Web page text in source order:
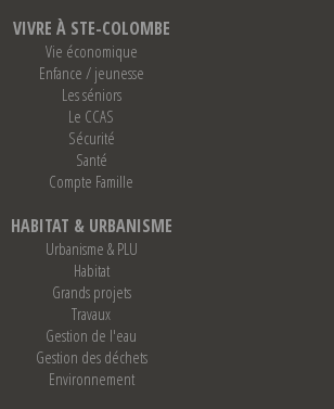
VIVRE À STE-COLOMBE
Vie économique
Enfance / jeunesse
Les séniors
Le CCAS
Sécurité
Santé
Compte Famille
HABITAT & URBANISME
Urbanisme & PLU
Habitat
Grands projets
Travaux
Gestion de l'eau
Gestion des déchets
Environnement